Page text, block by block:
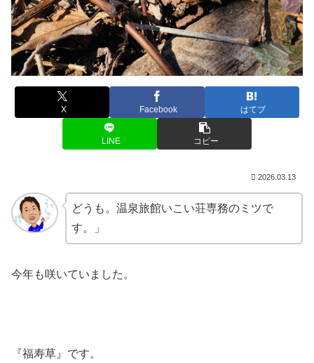
X Facebook はてブ
LINE コピー
2026.03.13
どうも。温泉旅館いこい荘専務のミツで
す。」
今年も咲いていました。
『福寿草』です。